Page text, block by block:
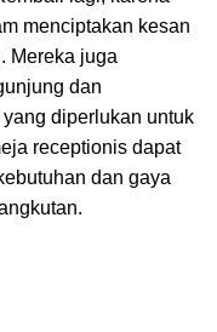
menciptakan kesan
Mereka juga
dan
diperlukan untuk
receptionis dapat
dan gaya